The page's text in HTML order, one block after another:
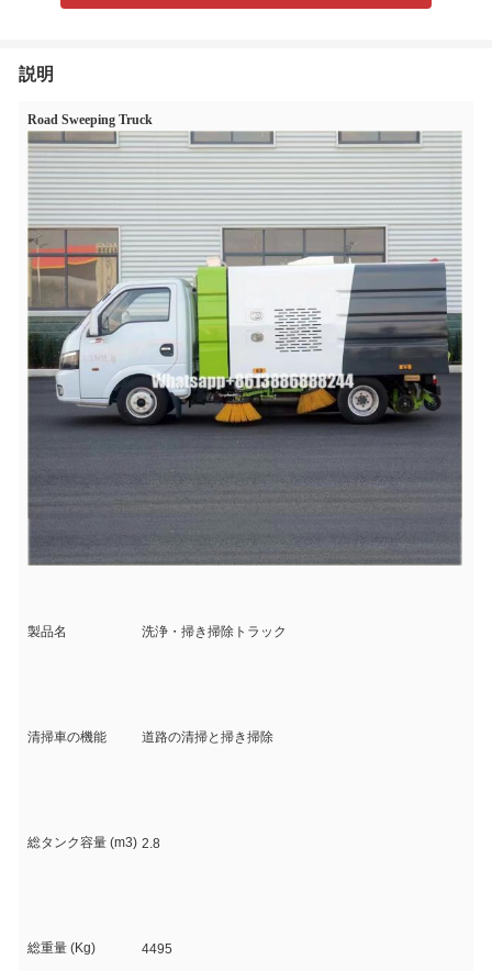
説明
Road Sweeping Truck
製品名 洗浄・掃き掃除トラック
清掃車の機能 道路の清掃と掃き掃除
総タンク容量 (m3) 2.8
総重量 (Kg) 4495